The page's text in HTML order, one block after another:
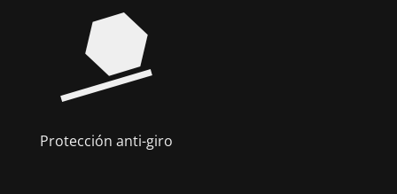
Protección anti-giro